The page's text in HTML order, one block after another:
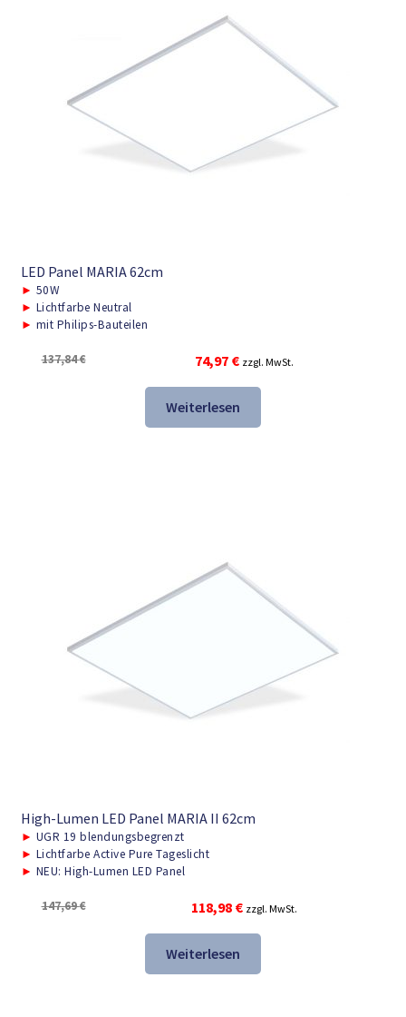
LED Panel MARIA 62cm
► 50W
► Lichtfarbe Neutral
► mit Philips-Bauteilen
137,84€
Ursprünglicher
Preis
war:
137,84 €
74,97 €Aktueller
Preis
ist:
74,97 €.
zzgl. MwSt.
Weiterlesen
High-Lumen LED Panel MARIA II 62cm
► UGR 19 blendungsbegrenzt
► Lichtfarbe Active Pure Tageslicht
► NEU: High-Lumen LED Panel
147,69€
Ursprünglicher
Preis
war:
147,69 €
118,98 €Aktueller
Preis
118,98 €.
zzgl. MwSt.
Weiterlesen